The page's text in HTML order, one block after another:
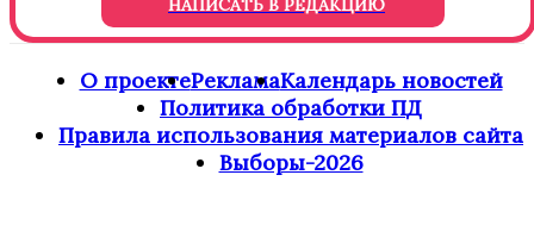
НАПИСАТЬ В РЕДАКЦИЮ
О проектеРекламаКалендарь новостей
Политика обработки ПД
Правила использования материалов сайта
Выборы-2026